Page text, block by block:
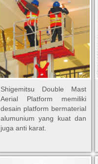
Shigemitsu Double Mast
Aerial Platform memiliki
desain platform bermaterial
alumunium yang kuat dan
juga anti karat.